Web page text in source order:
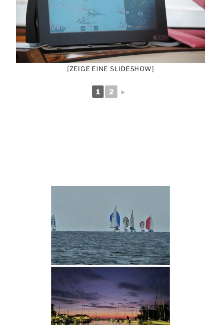
[ZEIGE EINE SLIDESHOW]
1 2 ►